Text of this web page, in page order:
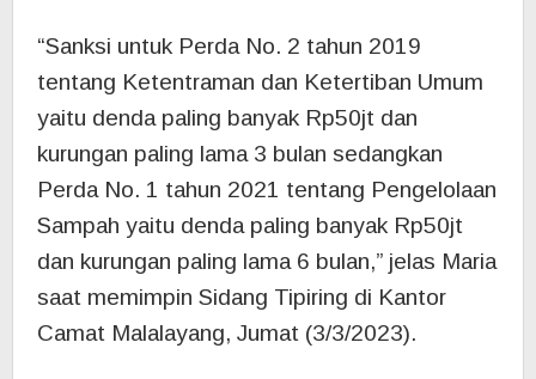
“Sanksi untuk Perda No. 2 tahun 2019
tentang Ketentraman dan Ketertiban Umum
yaitu denda paling banyak Rp50jt dan
kurungan paling lama 3 bulan sedangkan
Perda No. 1 tahun 2021 tentang Pengelolaan
Sampah yaitu denda paling banyak Rp50jt
dan kurungan paling lama 6 bulan,” jelas Maria
saat memimpin Sidang Tipiring di Kantor
Camat Malalayang, Jumat (3/3/2023).